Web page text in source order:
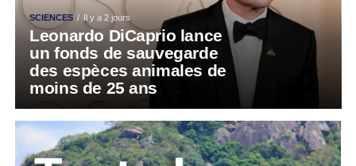
SCIENCES Il y a 2 jours
Leonardo DiCaprio lance
un fonds de sauvegarde
des espèces animales de
moins de 25 ans